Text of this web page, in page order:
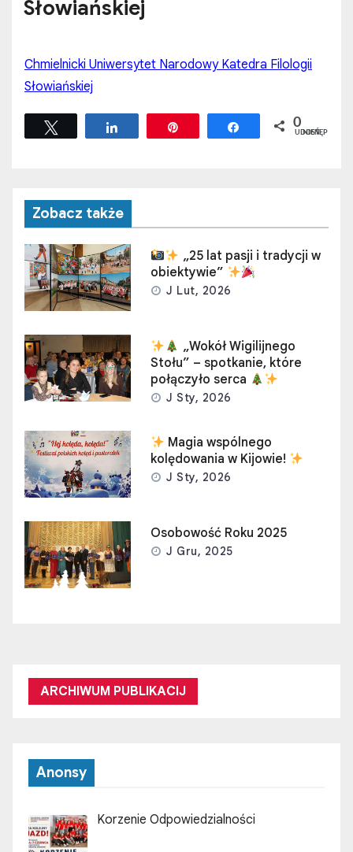
Słowiańskiej
Chmielnicki Uniwersytet Narodowy Katedra Filologii
Słowiańskiej
Udostępnij Udostępnij
0
UDOSTĘPNIEŃ
Zobacz także
„25 lat pasji i tradycji w
obiektywie”
J Lut, 2026
„Wokół Wigilijnego
Stołu” – spotkanie, które
połączyło serca
J Sty, 2026
Magia wspólnego
kolędowania w Kijowie!
J Sty, 2026
Osobowość Roku 2025
J Gru, 2025
ARCHIWUM PUBLIKACIJ
Anonsy
Korzenie Odpowiedzialności